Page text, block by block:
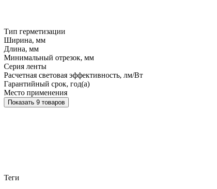
Тип герметизации
Ширина, мм
Длина, мм
Минимальный отрезок, мм
Серия ленты
Расчетная световая эффективность, лм/Вт
Гарантийный срок, год(а)
Место применения
Показать 9 товаров
Теги